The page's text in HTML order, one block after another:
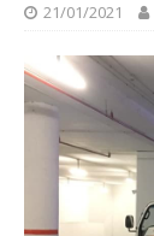
21/01/2021